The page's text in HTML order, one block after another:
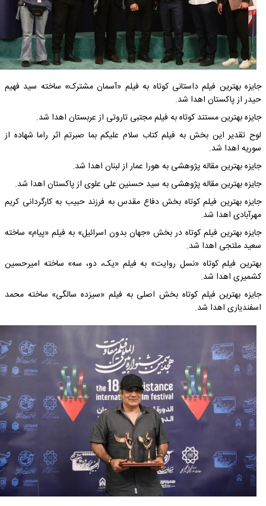
جایزه بهترین فیلم داستانی کوتاه به فیلم «آسمان مشترک» ساخته سید فهیم
حیدر از پاکستان اهدا شد.
جایزه بهترین‌ مستند کوتاه به فیلم مجتبی تاروتی از عربستان اهدا شد.
لوح تقدیر این بخش به فیلم کتاب سلام علیکم بما صبرتم اثر راما شهاده از
سوریه اهدا شد.
جایزه بهترین مقاله پژوهشی به هورا عمار از لبنان اهدا شد.
جایزه بهترین مقاله پژوهشی به سید حسنین علی علوی از پاکستان اهدا شد.
جایزه بهترین فیلم کوتاه بخش دفاع مقدس به فرزند حبیب به کارگردانی کریم
مهرآبادی اهدا شد.
جایزه بهترین فیلم کوتاه در بخش «جهان بدون اسرائیل» به فیلم‌ «پیام» ساخته
سعید ملتجی اهدا شد.
بهترین فیلم کوتاه «نسل روایت» به فیلم «یک، دو، سه» ساخته امیرحسین
کشمیری اهدا شد.
جایزه بهترین فیلم کوتاه بخش اصلی به فیلم «سیزده سالگی» ساخته محمد
اسفندیاری اهدا شد.